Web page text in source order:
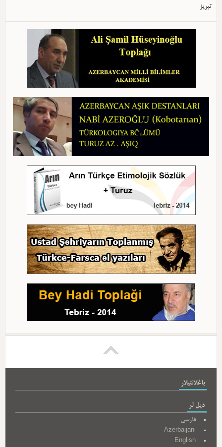
تبریز
باغلانتیلار
دیل لر
فارسی
Azerbaijani
English